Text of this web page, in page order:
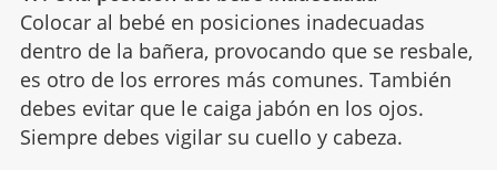
Colocar al bebé en posiciones inadecuadas
dentro de la bañera, provocando que se resbale,
es otro de los errores más comunes. También
debes evitar que le caiga jabón en los ojos.
Siempre debes vigilar su cuello y cabeza.